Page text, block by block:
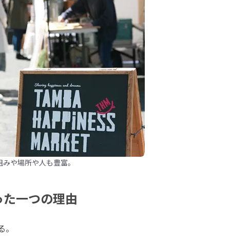
や場所や人も豊富。
一つの理由